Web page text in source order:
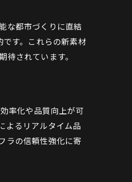
な都市づくりに直結
す。これらの新素材
されています。
率化や品質向上が可
よるリアルタイム品
ラの信頼性強化に寄